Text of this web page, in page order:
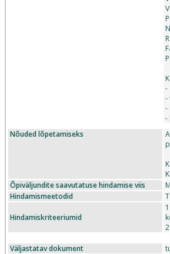
-
-
-
-
Nõuded lõpetamiseks
Õpiväljundite saavutatuse hindamise viis
Hindamismeetodid
Hindamiskriteeriumid
Väljastatav dokument